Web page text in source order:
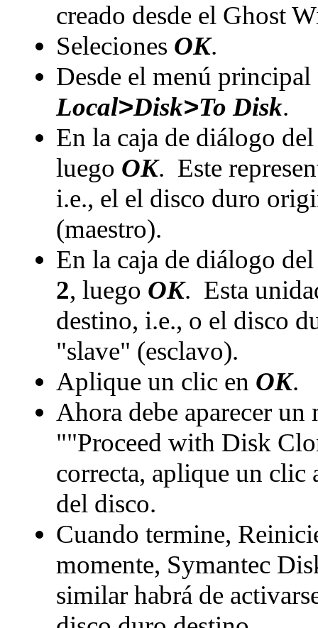
creado desde el Ghost
Seleciones OK.
Desde el menú
Local>Disk>To Disk.
En la caja de diálogo
luego OK. Este
i.e., el el disco duro
(maestro).
En la caja de diálogo
2, luego OK. Esta
destino, i.e., o el disco
"slave" (esclavo).
Aplique un clic en OK.
Ahora debe aparecer un
""Proceed with Disk
correcta, aplique un clic
del disco.
Cuando termine,
momente, Symantec
similar habrá de